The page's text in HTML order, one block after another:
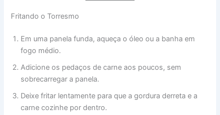
Fritando o Torresmo
Em uma panela funda, aqueça o óleo ou a banha em
fogo médio.
Adicione os pedaços de carne aos poucos, sem
sobrecarregar a panela.
Deixe fritar lentamente para que a gordura derreta e a
carne cozinhe por dentro.